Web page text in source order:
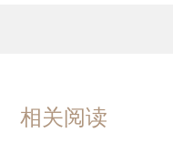
相关阅读